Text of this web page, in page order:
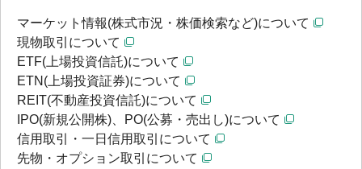
マーケット情報(株式市況・株価検索など)について
現物取引について
ETF(上場投資信託)について
ETN(上場投資証券)について
REIT(不動産投資信託)について
IPO(新規公開株)、PO(公募・売出し)について
信用取引・一日信用取引について
先物・オプション取引について